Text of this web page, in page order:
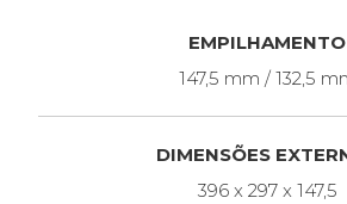
EMPILHAMENTO
147,5 mm / 132,5
DIMENSÕES
396 x 297 x 147,5